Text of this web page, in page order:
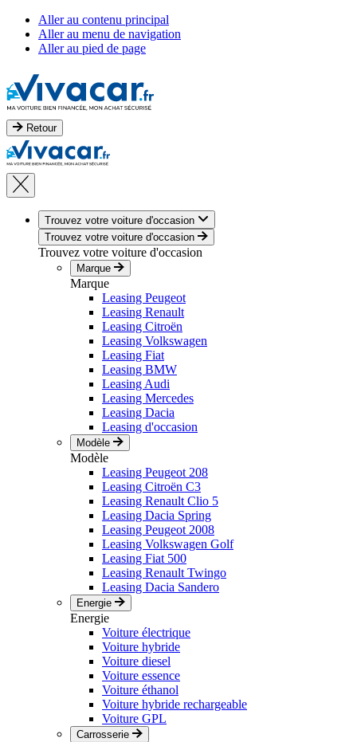
Aller au contenu principal
Aller au menu de navigation
Aller au pied de page
Retour
Trouvez votre voiture d'occasion
Trouvez votre voiture d'occasion
Trouvez votre voiture d'occasion
Marque
Marque
Leasing Peugeot
Leasing Renault
Leasing Citroën
Leasing Volkswagen
Leasing Fiat
Leasing BMW
Leasing Audi
Leasing Mercedes
Leasing Dacia
Leasing d'occasion
Modèle
Modèle
Leasing Peugeot 208
Leasing Citroën C3
Leasing Renault Clio 5
Leasing Dacia Spring
Leasing Peugeot 2008
Leasing Volkswagen Golf
Leasing Fiat 500
Leasing Renault Twingo
Leasing Dacia Sandero
Energie
Energie
Voiture électrique
Voiture hybride
Voiture diesel
Voiture essence
Voiture éthanol
Voiture hybride rechargeable
Voiture GPL
Carrosserie